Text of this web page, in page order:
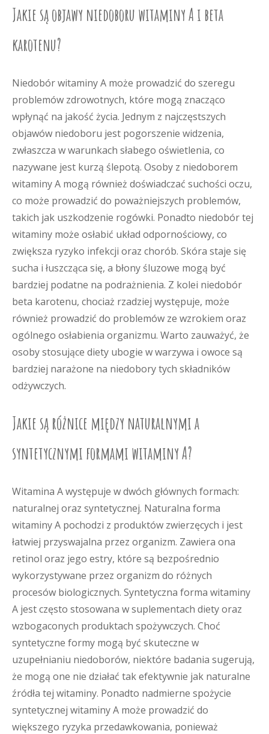
Jakie są objawy niedoboru witaminy A i beta
karotenu?
Niedobór witaminy A może prowadzić do szeregu
problemów zdrowotnych, które mogą znacząco
wpłynąć na jakość życia. Jednym z najczęstszych
objawów niedoboru jest pogorszenie widzenia,
zwłaszcza w warunkach słabego oświetlenia, co
nazywane jest kurzą ślepotą. Osoby z niedoborem
witaminy A mogą również doświadczać suchości oczu,
co może prowadzić do poważniejszych problemów,
takich jak uszkodzenie rogówki. Ponadto niedobór tej
witaminy może osłabić układ odpornościowy, co
zwiększa ryzyko infekcji oraz chorób. Skóra staje się
sucha i łuszcząca się, a błony śluzowe mogą być
bardziej podatne na podrażnienia. Z kolei niedobór
beta karotenu, chociaż rzadziej występuje, może
również prowadzić do problemów ze wzrokiem oraz
ogólnego osłabienia organizmu. Warto zauważyć, że
osoby stosujące diety ubogie w warzywa i owoce są
bardziej narażone na niedobory tych składników
odżywczych.
Jakie są różnice między naturalnymi a
syntetycznymi formami witaminy A?
Witamina A występuje w dwóch głównych formach:
naturalnej oraz syntetycznej. Naturalna forma
witaminy A pochodzi z produktów zwierzęcych i jest
łatwiej przyswajalna przez organizm. Zawiera ona
retinol oraz jego estry, które są bezpośrednio
wykorzystywane przez organizm do różnych
procesów biologicznych. Syntetyczna forma witaminy
A jest często stosowana w suplementach diety oraz
wzbogaconych produktach spożywczych. Choć
syntetyczne formy mogą być skuteczne w
uzupełnianiu niedoborów, niektóre badania sugerują,
że mogą one nie działać tak efektywnie jak naturalne
źródła tej witaminy. Ponadto nadmierne spożycie
syntetycznej witaminy A może prowadzić do
większego ryzyka przedawkowania, ponieważ